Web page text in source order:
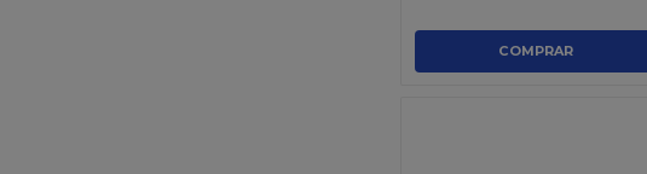
COMPRAR